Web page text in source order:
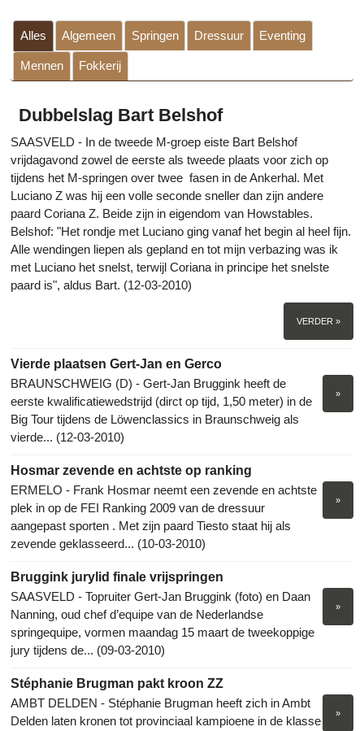
Alles Algemeen Springen Dressuur Eventing
Mennen Fokkerij
Dubbelslag Bart Belshof
SAASVELD - In de tweede M-groep eiste Bart Belshof
vrijdagavond zowel de eerste als tweede plaats voor zich op
tijdens het M-springen over twee fasen in de Ankerhal. Met
Luciano Z was hij een volle seconde sneller dan zijn andere
paard Coriana Z. Beide zijn in eigendom van Howstables.
Belshof: "Het rondje met Luciano ging vanaf het begin al heel fijn.
Alle wendingen liepen als gepland en tot mijn verbazing was ik
met Luciano het snelst, terwijl Coriana in principe het snelste
paard is", aldus Bart. (12-03-2010)
VERDER »
Vierde plaatsen Gert-Jan en Gerco
»
BRAUNSCHWEIG (D) - Gert-Jan Bruggink heeft de
eerste kwalificatiewedstrijd (dirct op tijd, 1,50 meter) in de
Big Tour tijdens de Löwenclassics in Braunschweig als
vierde... (12-03-2010)
Hosmar zevende en achtste op ranking
»
ERMELO - Frank Hosmar neemt een zevende en achtste
plek in op de FEI Ranking 2009 van de dressuur
aangepast sporten . Met zijn paard Tiesto staat hij als
zevende geklasseerd... (10-03-2010)
Bruggink jurylid finale vrijspringen
»
SAASVELD - Topruiter Gert-Jan Bruggink (foto) en Daan
Nanning, oud chef d’equipe van de Nederlandse
springequipe, vormen maandag 15 maart de tweekoppige
jury tijdens de... (09-03-2010)
Stéphanie Brugman pakt kroon ZZ
»
AMBT DELDEN - Stéphanie Brugman heeft zich in Ambt
Delden laten kronen tot provinciaal kampioene in de klasse